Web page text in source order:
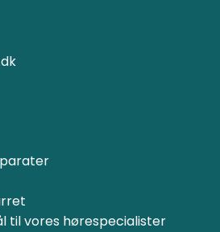
til vores hørespecialister